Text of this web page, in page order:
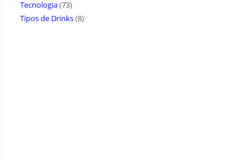
Tecnologia(73)
Tipos de Drinks(8)